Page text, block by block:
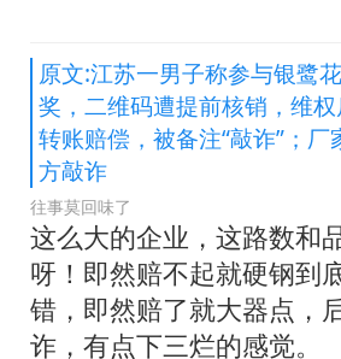
原文:江苏一男子称参与银鹭
奖，二维码遭提前核销，维
转账赔偿，被备注“敲诈”；
方敲诈
往事莫回味了
这么大的企业，这路数和
呀！即然赔不起就硬钢到
错，即然赔了就大器点，
诈，有点下三烂的感觉。